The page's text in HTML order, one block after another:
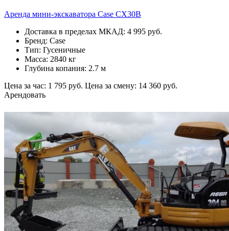
Аренда мини-экскаватора Case CX30B
Доставка в пределах МКАД: 4 995 руб.
Бренд: Case
Тип: Гусеничные
Масса: 2840 кг
Глубина копания: 2.7 м
Цена за час: 1 795 руб. Цена за смену: 14 360 руб.
Арендовать